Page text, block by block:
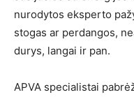
nurodytos eksperto
stogas ar perdangos,
durys, langai ir pan.
APVA specialistai